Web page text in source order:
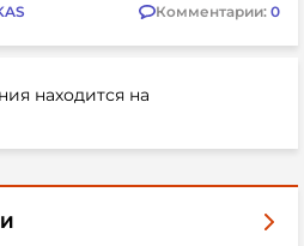
Комментарии: 0
находится на